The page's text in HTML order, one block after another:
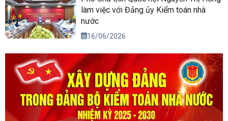
làm việc với Đảng ủy Kiểm toán nhà
nước
16/06/2026